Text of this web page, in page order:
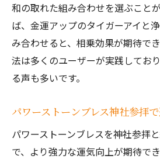
和の取れた組み合わせを選ぶこと
ば、金運アップのタイガーアイと
み合わせると、相乗効果が期待で
法は多くのユーザーが実践してお
る声も多いです。
パワーストーンブレス神社参拝
パワーストーンブレスを神社参拝
で、より強力な運気向上が期待で